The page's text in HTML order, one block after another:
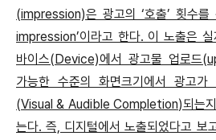
(impression)은 광고의 ‘호출’ 횟수
impression’이라고 한다. 이 노출은
바이스(Device)에서 광고물 업로드
가능한 수준의 화면크기에서 광고가
(Visual & Audible Completion)되는
는다. 즉, 디지털에서 노출되었다고 보